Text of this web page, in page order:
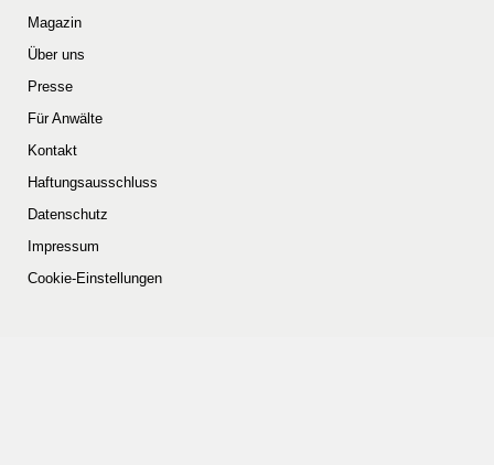
Magazin
Über uns
Presse
Für Anwälte
Kontakt
Haftungsausschluss
Datenschutz
Impressum
Cookie-Einstellungen